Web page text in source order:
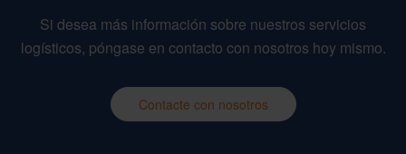
Si desea más información sobre nuestros servicios
logísticos, póngase en contacto con nosotros hoy mismo.
Contacte con nosotros